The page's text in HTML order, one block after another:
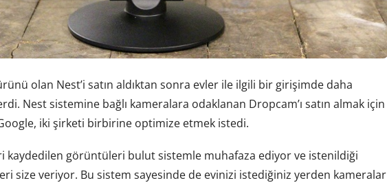
olan Nest’i satın aldıktan sonra evler ile ilgili bir girişimde daha
Nest sistemine bağlı kameralara odaklanan Dropcam’ı satın almak için
iki şirketi birbirine optimize etmek istedi.
kaydedilen görüntüleri bulut sistemle muhafaza ediyor ve istenildiği
size veriyor. Bu sistem sayesinde de evinizi istediğiniz yerden kameralar